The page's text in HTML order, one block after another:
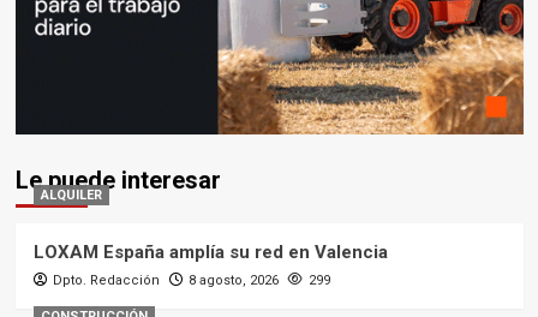
Le puede interesar
ALQUILER
LOXAM España amplía su red en Valencia
Dpto. Redacción 8 agosto, 2026 299